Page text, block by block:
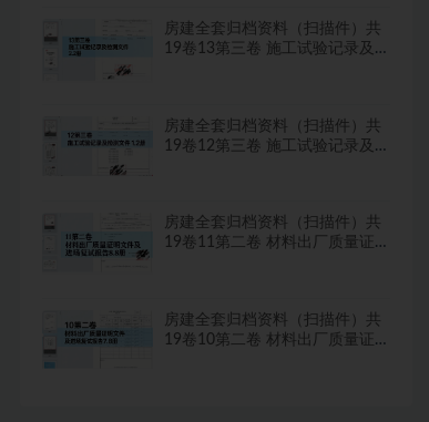
房建全套归档资料（扫描件）共
19卷13第三卷 施工试验记录及
房建全套归档资料（扫描件）共
19卷12第三卷 施工试验记录及
房建全套归档资料（扫描件）共
19卷11第二卷 材料出厂质量证
房建全套归档资料（扫描件）共
19卷10第二卷 材料出厂质量证